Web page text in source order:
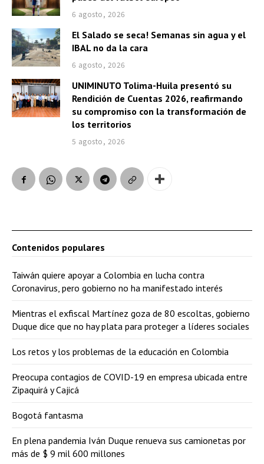
6 agosto, 2026
El Salado se seca! Semanas sin agua y el
IBAL no da la cara
6 agosto, 2026
UNIMINUTO Tolima-Huila presentó su
Rendición de Cuentas 2026, reafirmando
su compromiso con la transformación de
los territorios
5 agosto, 2026
Contenidos populares
Taiwán quiere apoyar a Colombia en lucha contra
Coronavirus, pero gobierno no ha manifestado interés
Mientras el exfiscal Martínez goza de 80 escoltas, gobierno
Duque dice que no hay plata para proteger a líderes sociales
Los retos y los problemas de la educación en Colombia
Preocupa contagios de COVID-19 en empresa ubicada entre
Zipaquirá y Cajicá
Bogotá fantasma
En plena pandemia Iván Duque renueva sus camionetas por
más de $ 9 mil 600 millones